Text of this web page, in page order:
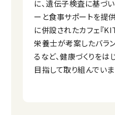
に、遺伝子検査に基づ
ーと食事サポートを提
に併設されたカフェ『
栄養士が考案したバラ
るなど、健康づくりを
目指して取り組んでいま